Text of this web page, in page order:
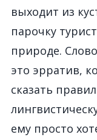
выходит из
парочку
природе.
это эрратив,
сказать
ему просто